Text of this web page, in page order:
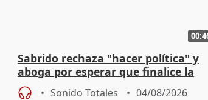
Sabrido rechaza "hacer política" y
aboga por esperar que finalice la
investigación del incendio
Sonido Totales 04/08/2026